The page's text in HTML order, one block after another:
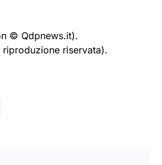
© Qdpnews.it).
riservata).